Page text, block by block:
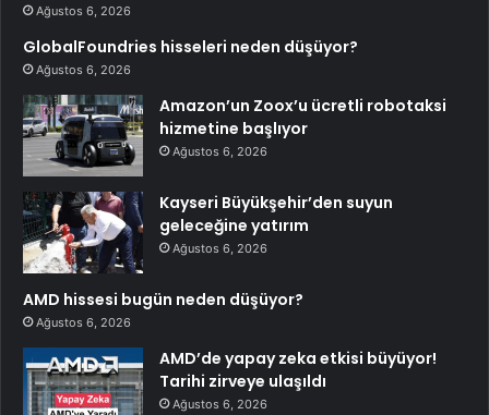
Ağustos 6, 2026
GlobalFoundries hisseleri neden düşüyor?
Ağustos 6, 2026
Amazon’un Zoox’u ücretli robotaksi
hizmetine başlıyor
Ağustos 6, 2026
Kayseri Büyükşehir’den suyun
geleceğine yatırım
Ağustos 6, 2026
AMD hissesi bugün neden düşüyor?
Ağustos 6, 2026
AMD’de yapay zeka etkisi büyüyor!
Tarihi zirveye ulaşıldı
Ağustos 6, 2026